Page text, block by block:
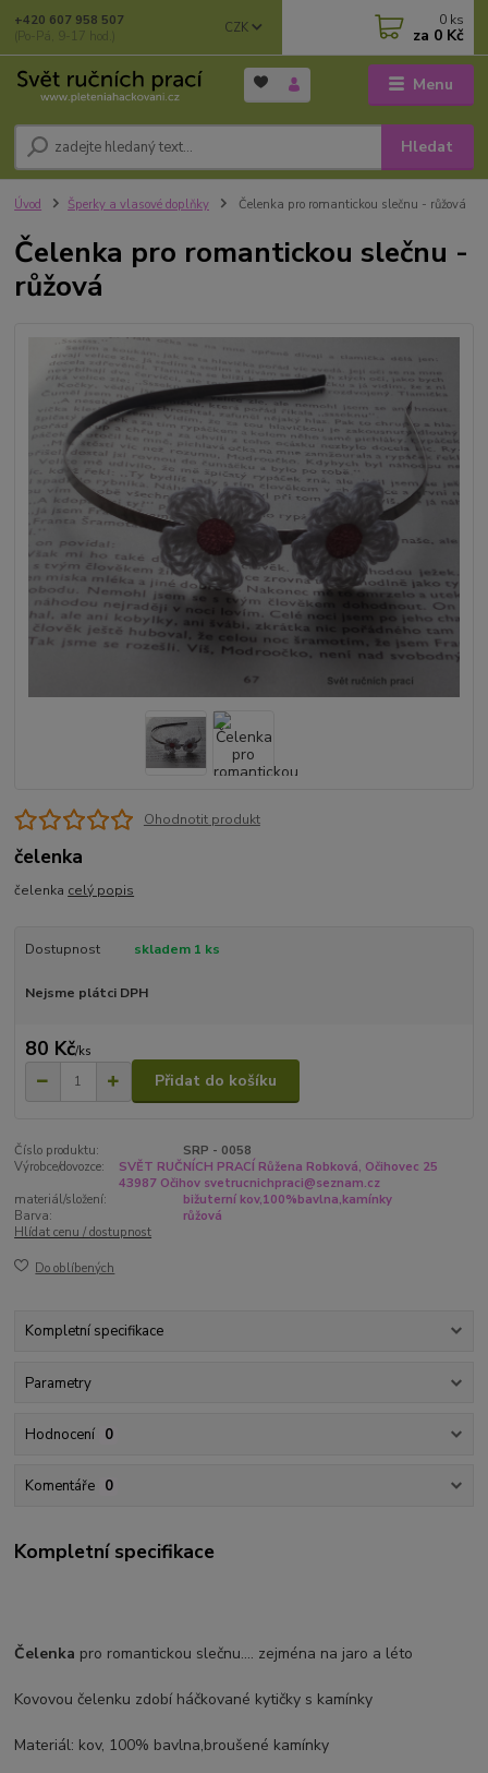
Menu
CZK
Hledat
+420 607 958 507
(Po-Pá, 9-17 hod.)
0 ks
za 0 Kč
Úvod Šperky a vlasové doplňky Čelenka pro romantickou slečnu - růžová
Čelenka pro romantickou slečnu -
růžová
Ohodnotit produkt
čelenka
čelenka celý popis
Dostupnost skladem 1 ks
Nejsme plátci DPH
80 Kč/ks
Přidat do košíku
Číslo produktu:
SRP - 0058
Výrobce/dovozce:
SVĚT RUČNÍCH PRACÍ Růžena Robková, Očihovec 25
43987 Očihov svetrucnichpraci@seznam.cz
materiál/složení:
bižuterní kov,100%bavlna,kamínky
Barva:
růžová
Hlídat cenu / dostupnost
Do oblíbených
Kompletní specifikace
Parametry
Hodnocení 0
Komentáře 0
Kompletní specifikace
Čelenka pro romantickou slečnu.... zejména na jaro a léto
Kovovou čelenku zdobí háčkované kytičky s kamínky
Materiál: kov, 100% bavlna,broušené kamínky